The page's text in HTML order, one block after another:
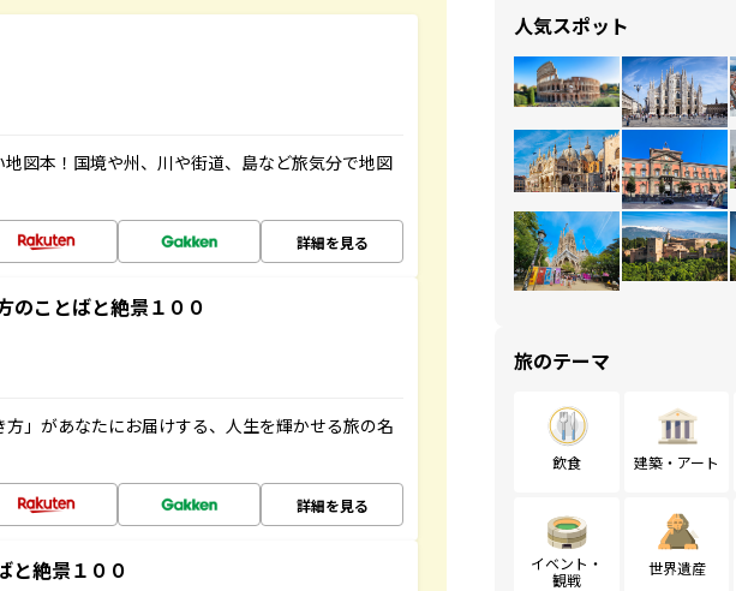
図本！国境や州、川や街道、島など旅気分で地図
詳細を見る
のことばと絶景１００
」があなたにお届けする、人生を輝かせる旅の名
詳細を見る
と絶景１００
人気スポット
旅のテーマ
飲食 建築・アート
イベント・
観戦
世界遺産